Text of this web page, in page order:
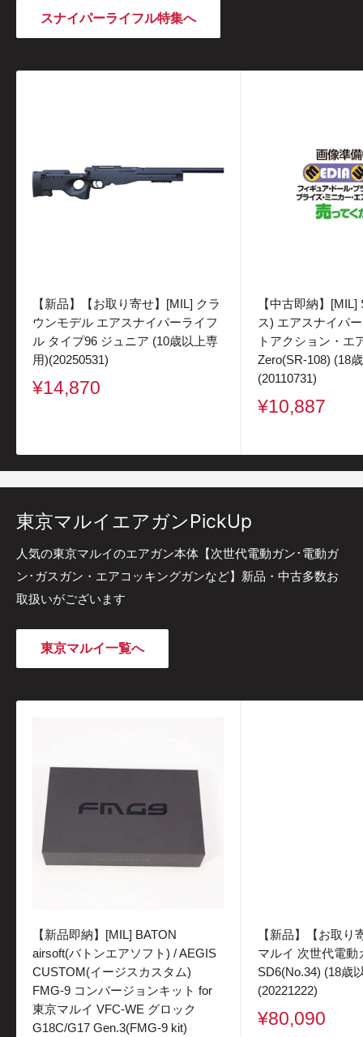
スナイパーライフル特集へ
【新品】【お取り寄せ】[MIL] クラ
ウンモデル エアスナイパーライフ
ル タイプ96 ジュニア (10歳以上専
用)(20250531)
販
¥14,870
【中古即納】
ス) エアスナイパ
トアクション・エ
Zero(SR-108) (18
(20110731)
販
格
¥10,887
東京マルイエアガンPickUp
人気の東京マルイのエアガン本体【次世代電動ガン･電動ガ
ン･ガスガン・エアコッキングガンなど】新品・中古多数お
取扱いがございます
東京マルイ一覧へ
【新品即納】[MIL] BATON
airsoft(バトンエアソフト) / AEGIS
CUSTOM(イージスカスタム)
FMG-9 コンバージョンキット for
東京マルイ VFC-WE グロック
G18C/G17 Gen.3(FMG-9 kit)
【新品】【お取り
マルイ 次世代電動
SD6(No.34) (18歳
(20221222)
販
¥80,090